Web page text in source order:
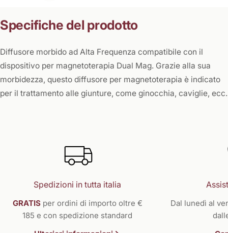
Specifiche del prodotto
Diffusore morbido ad Alta Frequenza compatibile con il
dispositivo per magnetoterapia Dual Mag. Grazie alla sua
morbidezza, questo diffusore per magnetoterapia è indicato
per il trattamento alle giunture, come ginocchia, caviglie, ecc.
Spedizioni in tutta italia
GRATIS per ordini di importo oltre €
185 e con spedizione standard
Dal lunedì al